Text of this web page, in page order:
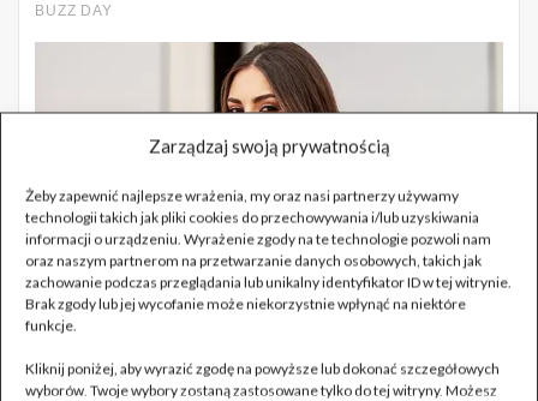
Zarządzaj swoją prywatnością
Żeby zapewnić najlepsze wrażenia, my oraz nasi partnerzy używamy
technologii takich jak pliki cookies do przechowywania i/lub uzyskiwania
informacji o urządzeniu. Wyrażenie zgody na te technologie pozwoli nam
oraz naszym partnerom na przetwarzanie danych osobowych, takich jak
zachowanie podczas przeglądania lub unikalny identyfikator ID w tej witrynie.
Brak zgody lub jej wycofanie może niekorzystnie wpłynąć na niektóre
funkcje.
Kliknij poniżej, aby wyrazić zgodę na powyższe lub dokonać szczegółowych
wyborów. Twoje wybory zostaną zastosowane tylko do tej witryny. Możesz